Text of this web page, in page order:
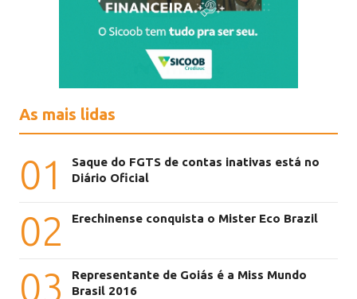
As mais lidas
01
Saque do FGTS de contas inativas está no
Diário Oficial
02 Erechinense conquista o Mister Eco Brazil
03
Representante de Goiás é a Miss Mundo
Brasil 2016